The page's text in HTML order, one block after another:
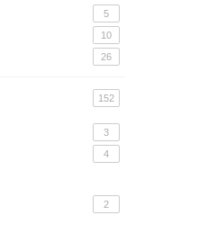
5
10
26
152
3
4
2